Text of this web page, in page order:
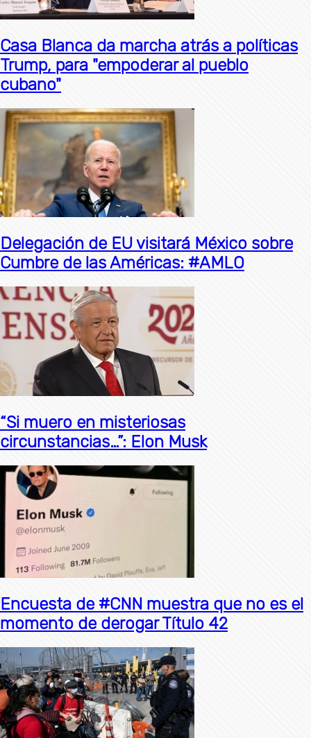
Casa Blanca da marcha atrás a políticas
Trump, para "empoderar al pueblo
cubano"
Delegación de EU visitará México sobre
Cumbre de las Américas: #AMLO
“Si muero en misteriosas
circunstancias…”: Elon Musk
Encuesta de #CNN muestra que no es el
momento de derogar Título 42